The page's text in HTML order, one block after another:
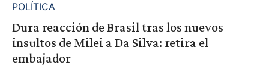
POLÍTICA
Dura reacción de Brasil tras los nuevos
insultos de Milei a Da Silva: retira el
embajador